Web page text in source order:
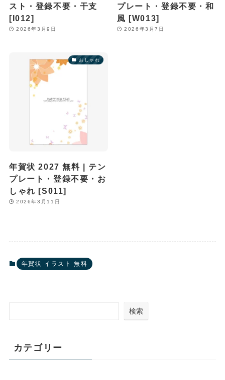
スト・登録不要・干支
[I012]
2026年3月9日
プレート・登録不要・和
風 [W013]
2026年3月7日
おしゃれ
年賀状 2027 無料 | テン
プレート・登録不要・お
しゃれ [S011]
2026年3月11日
年賀状 イラスト 無料
検索
カテゴリー